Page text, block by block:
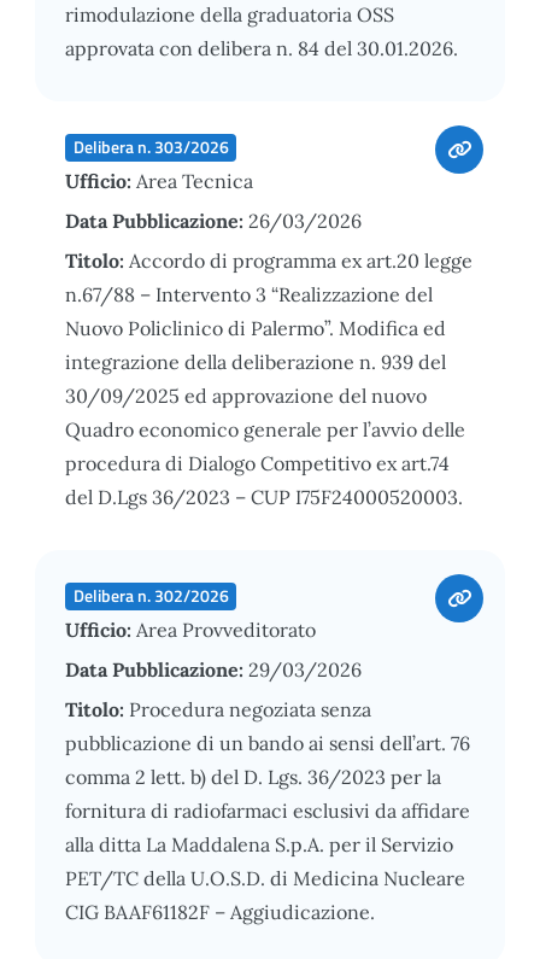
rimodulazione della graduatoria OSS
approvata con delibera n. 84 del 30.01.2026.
Delibera n. 303/2026
Ufficio: Area Tecnica
Data Pubblicazione: 26/03/2026
Titolo: Accordo di programma ex art.20 legge
n.67/88 – Intervento 3 “Realizzazione del
Nuovo Policlinico di Palermo”. Modifica ed
integrazione della deliberazione n. 939 del
30/09/2025 ed approvazione del nuovo
Quadro economico generale per l’avvio delle
procedura di Dialogo Competitivo ex art.74
del D.Lgs 36/2023 – CUP I75F24000520003.
Delibera n. 302/2026
Ufficio: Area Provveditorato
Data Pubblicazione: 29/03/2026
Titolo: Procedura negoziata senza
pubblicazione di un bando ai sensi dell’art. 76
comma 2 lett. b) del D. Lgs. 36/2023 per la
fornitura di radiofarmaci esclusivi da affidare
alla ditta La Maddalena S.p.A. per il Servizio
PET/TC della U.O.S.D. di Medicina Nucleare
CIG BAAF61182F – Aggiudicazione.